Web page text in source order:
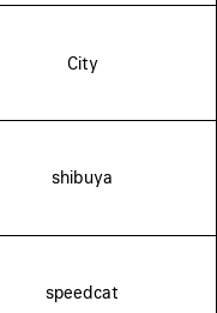
City
shibuya
speedcat